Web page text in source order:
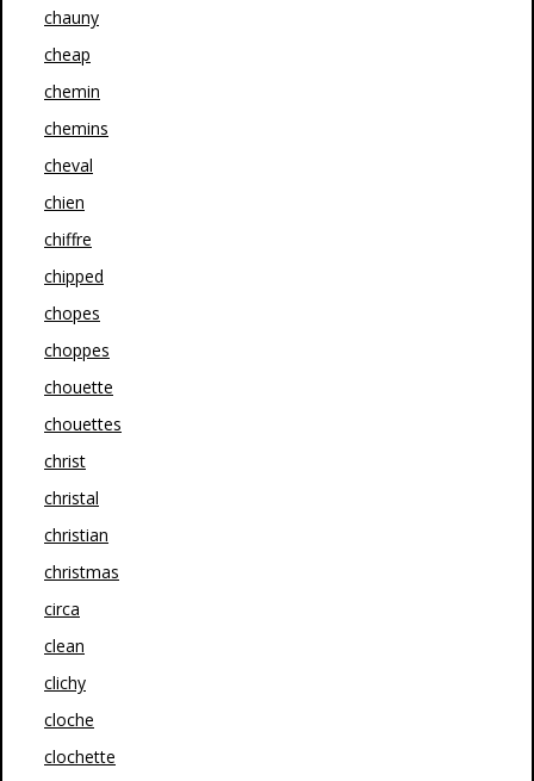
chauny
cheap
chemin
chemins
cheval
chien
chiffre
chipped
chopes
choppes
chouette
chouettes
christ
christal
christian
christmas
circa
clean
clichy
cloche
clochette